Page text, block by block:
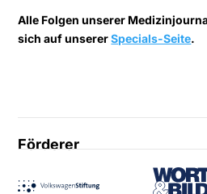
Alle Folgen unserer
sich auf unsererSpecials-Seite.
Förderer